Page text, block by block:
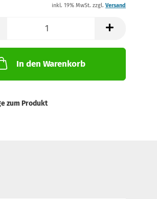
inkl. 19% MwSt. zzgl. Versand
In den Warenkorb
zum Produkt